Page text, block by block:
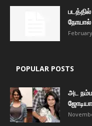
நோயால்
POPULAR POSTS
அட